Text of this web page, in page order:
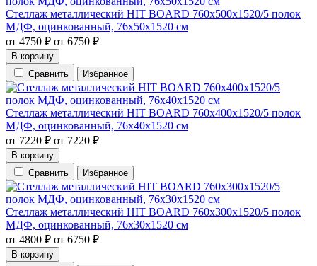
Стеллаж металлический HIT BOARD 760х500х1520/5 полок
МДФ, оцинкованный, 76х50х1520 см
от 4750 ₽ от 6750 ₽
В корзину
Сравнить
Избранное
Стеллаж металлический HIT BOARD 760х400х1520/5 полок
МДФ, оцинкованный, 76х40х1520 см
от 7220 ₽ от 7220 ₽
В корзину
Сравнить
Избранное
Стеллаж металлический HIT BOARD 760х300х1520/5 полок
МДФ, оцинкованный, 76х30х1520 см
от 4800 ₽ от 6750 ₽
В корзину